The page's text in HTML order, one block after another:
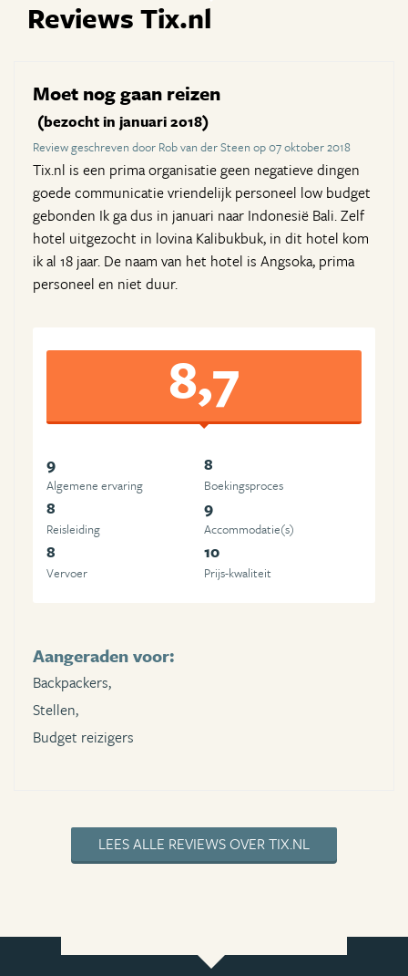
Reviews Tix.nl
Moet nog gaan reizen
(bezocht in januari 2018)
Review geschreven door Rob van der Steen op 07 oktober 2018
Tix.nl is een prima organisatie geen negatieve dingen
goede communicatie vriendelijk personeel low budget
gebonden Ik ga dus in januari naar Indonesië Bali. Zelf
hotel uitgezocht in lovina Kalibukbuk, in dit hotel kom
ik al 18 jaar. De naam van het hotel is Angsoka, prima
personeel en niet duur.
8,7
9
Algemene ervaring
8
Boekingsproces
8
Reisleiding
9
Accommodatie(s)
8
Vervoer
10
Prijs-kwaliteit
Aangeraden voor:
Backpackers,
Stellen,
Budget reizigers
LEES ALLE REVIEWS OVER TIX.NL